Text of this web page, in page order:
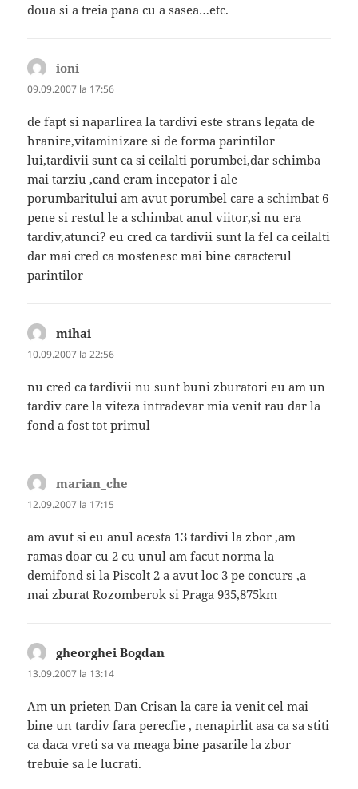
doua si a treia pana cu a sasea…etc.
ioni
09.09.2007 la 17:56
de fapt si naparlirea la tardivi este strans legata de
hranire,vitaminizare si de forma parintilor
lui,tardivii sunt ca si ceilalti porumbei,dar schimba
mai tarziu ,cand eram incepator i ale
porumbaritului am avut porumbel care a schimbat 6
pene si restul le a schimbat anul viitor,si nu era
tardiv,atunci? eu cred ca tardivii sunt la fel ca ceilalti
dar mai cred ca mostenesc mai bine caracterul
parintilor
mihai
10.09.2007 la 22:56
nu cred ca tardivii nu sunt buni zburatori eu am un
tardiv care la viteza intradevar mia venit rau dar la
fond a fost tot primul
marian_che
12.09.2007 la 17:15
am avut si eu anul acesta 13 tardivi la zbor ,am
ramas doar cu 2 cu unul am facut norma la
demifond si la Piscolt 2 a avut loc 3 pe concurs ,a
mai zburat Rozomberok si Praga 935,875km
gheorghei Bogdan
13.09.2007 la 13:14
Am un prieten Dan Crisan la care ia venit cel mai
bine un tardiv fara perecfie , nenapirlit asa ca sa stiti
ca daca vreti sa va meaga bine pasarile la zbor
trebuie sa le lucrati.